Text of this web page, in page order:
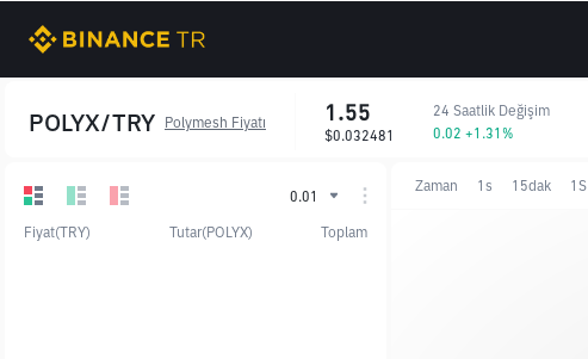
0.01
Fiyat(TRY)
Tutar(POLYX) Toplam
Zaman 1s 15dak 1S
POLYX/TRY Polymesh Fiyatı 1.55
$0.032481
24 Saatlik Değişim
0.02 +1.31%